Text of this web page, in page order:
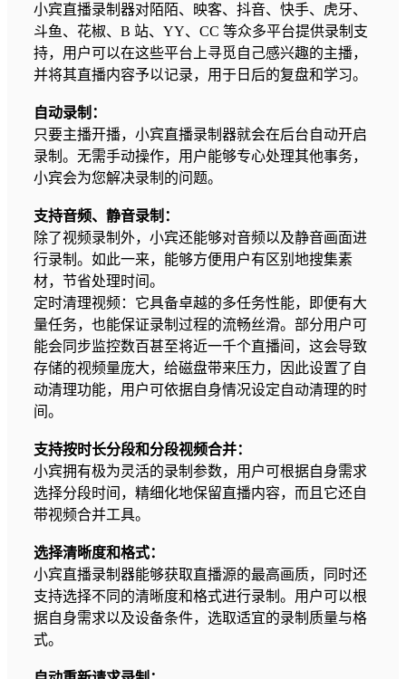
小宾直播录制器对陌陌、映客、抖音、快手、虎牙、
斗鱼、花椒、B 站、YY、CC 等众多平台提供录制支
持，用户可以在这些平台上寻觅自己感兴趣的主播，
并将其直播内容予以记录，用于日后的复盘和学习。
自动录制：
只要主播开播，小宾直播录制器就会在后台自动开启
录制。无需手动操作，用户能够专心处理其他事务，
小宾会为您解决录制的问题。
支持音频、静音录制：
除了视频录制外，小宾还能够对音频以及静音画面进
行录制。如此一来，能够方便用户有区别地搜集素
材，节省处理时间。
定时清理视频：它具备卓越的多任务性能，即便有大
量任务，也能保证录制过程的流畅丝滑。部分用户可
能会同步监控数百甚至将近一千个直播间，这会导致
存储的视频量庞大，给磁盘带来压力，因此设置了自
动清理功能，用户可依据自身情况设定自动清理的时
间。
支持按时长分段和分段视频合并：
小宾拥有极为灵活的录制参数，用户可根据自身需求
选择分段时间，精细化地保留直播内容，而且它还自
带视频合并工具。
选择清晰度和格式：
小宾直播录制器能够获取直播源的最高画质，同时还
支持选择不同的清晰度和格式进行录制。用户可以根
据自身需求以及设备条件，选取适宜的录制质量与格
式。